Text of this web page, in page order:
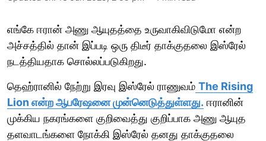
எங்கே ஈரான் அணு ஆயுதத்தை உருவாகிவிடுமோ என்ற
அச்சத்தில் தான் இப்படி ஒரு திடீர் தாக்குதலை இஸ்ரேல்
நடத்தியதாக சொல்லப்படுகிறது.
தெஹ்ரானில் நேற்று இரவு இஸ்ரேல் ராணுவம் The Rising
Lion என்ற ஆபரேஷனை முன்னெடுத்துள்ளது. ஈரானின்
முக்கிய நகரங்களை குறிவைத்து குறிப்பாக அணு ஆயுத
தளவாடங்களை நோக்கி இஸ்ரேல் தனது தாக்குதலை